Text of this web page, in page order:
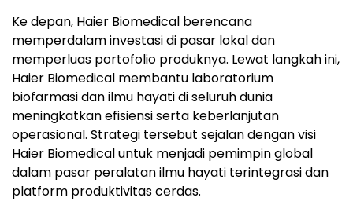
Ke depan, Haier Biomedical berencana
memperdalam investasi di pasar lokal dan
memperluas portofolio produknya. Lewat langkah ini,
Haier Biomedical membantu laboratorium
biofarmasi dan ilmu hayati di seluruh dunia
meningkatkan efisiensi serta keberlanjutan
operasional. Strategi tersebut sejalan dengan visi
Haier Biomedical untuk menjadi pemimpin global
dalam pasar peralatan ilmu hayati terintegrasi dan
platform produktivitas cerdas.